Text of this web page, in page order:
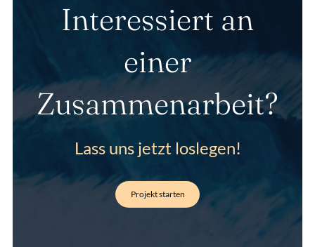
Interessiert an
einer
Zusammenarbeit?
Lass uns jetzt loslegen!
Projekt starten